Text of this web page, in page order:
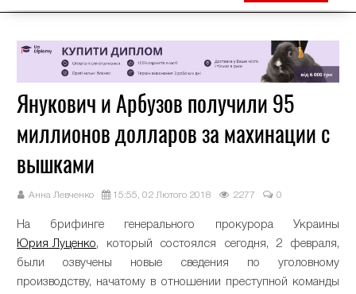
Янукович и Арбузов получили 95
миллионов долларов за махинации с
вышками
Анна Левченко 15:55, 02 Лютого 2018 2277 0
На брифинге генерального прокурора Украины
Юрия Луценко, который состоялся сегодня, 2 февраля,
были озвучены новые сведения по уголовному
производству, начатому в отношении преступной команды